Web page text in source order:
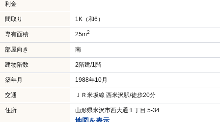
利金
間取り 1K（和6）
専有面積 25m2
部屋向き 南
建物階数 2階建/1階
築年月 1988年10月
交通 ＪＲ米坂線 西米沢駅/徒歩20分
住所 山形県米沢市西大通１丁目 5-34